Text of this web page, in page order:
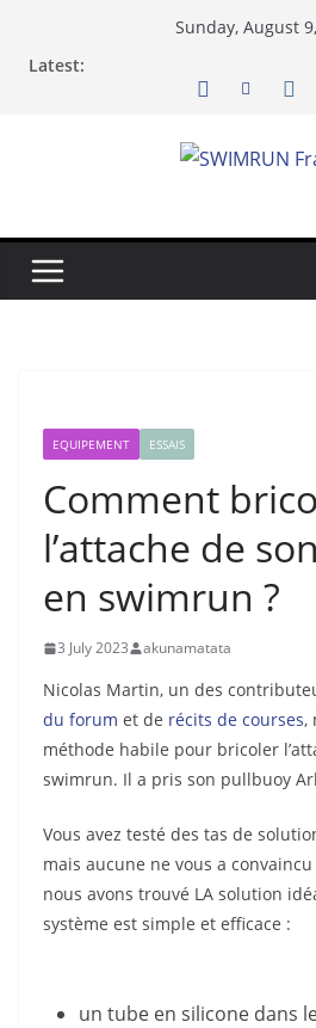
Sunday, August
Latest:
EQUIPEMENT ESSAIS
Comment
l’attache de
en swimrun ?
3 July 2023 akunamatata
Nicolas Martin, un des
du forum et de récits de courses,
méthode habile pour bricoler
swimrun. Il a pris son pullbuoy
Vous avez testé des tas de
mais aucune ne vous a
nous avons trouvé LA solution
système est simple et efficace :
un tube en silicone dans